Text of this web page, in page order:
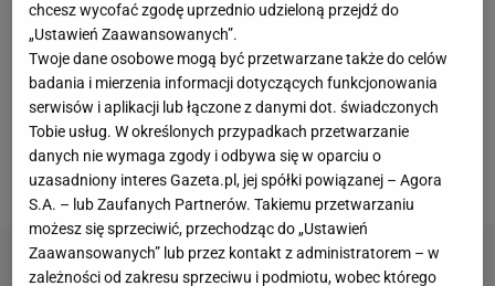
formuleMMA. Zawalczyła także na gali... Fame
MMA w maju tego roku z byłą mistrzynią świata w
boksieEwą Piątkowską w nietypowym starciu, gdzie
każda runda odbywała się na innych zasadach
(kolejno boks, K-1 i MMA). Syguła rozbiła rywalkę,
która nie wyszła do trzeciej odsłony pojedynku.
chcesz wycofać zgodę uprzednio udzieloną przejdź do
„Ustawień Zaawansowanych”.
Twoje dane osobowe mogą być przetwarzane także do celów
badania i mierzenia informacji dotyczących funkcjonowania
serwisów i aplikacji lub łączone z danymi dot. świadczonych
Tobie usług. W określonych przypadkach przetwarzanie
danych nie wymaga zgody i odbywa się w oparciu o
uzasadniony interes Gazeta.pl, jej spółki powiązanej – Agora
S.A. – lub Zaufanych Partnerów. Takiemu przetwarzaniu
możesz się sprzeciwić, przechodząc do „Ustawień
Zaawansowanych” lub przez kontakt z administratorem – w
zależności od zakresu sprzeciwu i podmiotu, wobec którego